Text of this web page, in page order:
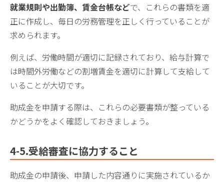
就業規則や出勤簿、賃金台帳などで、これらの書類を適
正に作成し、毎日の労務管理を正しく行っていることが
求められます。
例えば、労働時間が適切に記録されており、給与計算で
は時間外労働などの割増賃金を適切に計算して支給して
いることが大切です。
助成金を申請する際は、これらの必要書類が整っている
かどうかをよく確認しておきましょう。
4-5.受給審査に協力すること
助成金の申請後、申請した内容通りに実施されているか